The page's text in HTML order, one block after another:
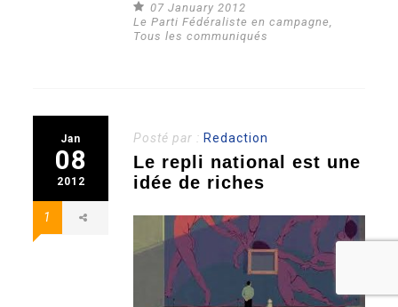
07 January 2012
Le Parti Fédéraliste en campagne,
Tous les communiqués
Jan
08
2012
1
Posté par : Redaction
Le repli national est une
idée de riches